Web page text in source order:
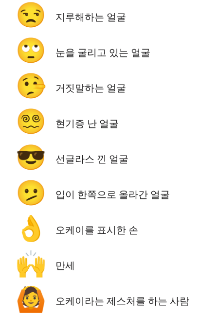
😒 지루해하는 얼굴
🙄 눈을 굴리고 있는 얼굴
🤥 거짓말하는 얼굴
😵‍💫 현기증 난 얼굴
😎 선글라스 낀 얼굴
🫤 입이 한쪽으로 올라간 얼굴
👌 오케이를 표시한 손
🙌 만세
🙆 오케이라는 제스처를 하는 사람